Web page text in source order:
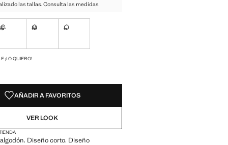
las tallas. Consulta las medidas
S M L
¡LO QUIERO!
AÑADIR A FAVORITOS
VER LOOK
Diseño corto. Diseño